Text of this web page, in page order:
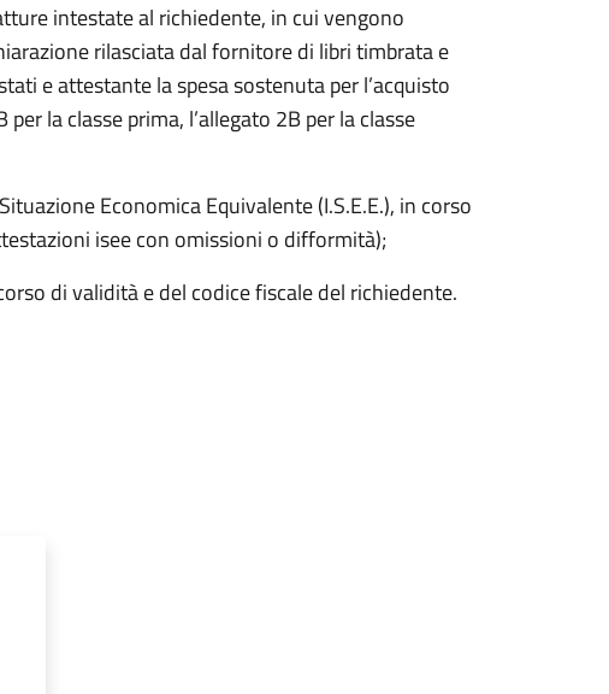
intestate al richiedente, in cui vengono
rilasciata dal fornitore di libri timbrata e
e attestante la spesa sostenuta per l’acquisto
la classe prima, l’allegato 2B per la classe
Economica Equivalente (I.S.E.E.), in corso
isee con omissioni o difformità);
di validità e del codice fiscale del richiedente.